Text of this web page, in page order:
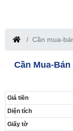
Cần mua-
Cần Mua-
Giá tiền
Diện tích
Giấy tờ